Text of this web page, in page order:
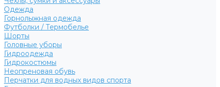
Одежда
Горнолыжная одежда
Футболки / Термобелье
Шорты
Головные уборы
Гидроодежда
Гидрокостюмы
Неопреновая обувь
Перчатки для водных видов спорта